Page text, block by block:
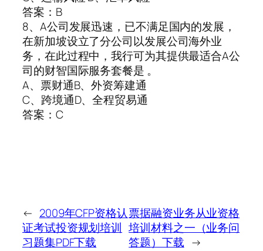
答案：B
8、A公司发展迅速，已不满足国内的发展，
在新加坡设立了分公司以发展公司海外业
务，在此过程中，我行可为其提供最适合A公
司的财智国际服务套餐是 。
A、票财通B、外资筹建通
C、跨境通D、全程贸易通
答案：C
← 2009年CFP资格认
证考试投资规划培训
习题集PDF下载
票据融资业务从业资格
培训材料之一（业务问
答题）下载 →